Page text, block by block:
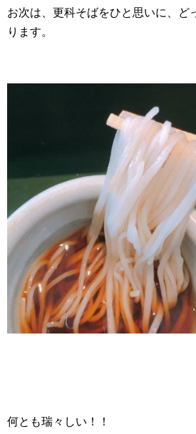
お次は、更科そばをひと思いに、ど
ります。
何とも瑞々しい！！